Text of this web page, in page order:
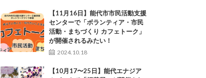
【11月16日】能代市市民活動支援
センターで「ボランティア・市民
活動・まちづくり カフェトーク」
が開催されるみたい！
2024.10.18
【10月17〜25日】能代エナジア